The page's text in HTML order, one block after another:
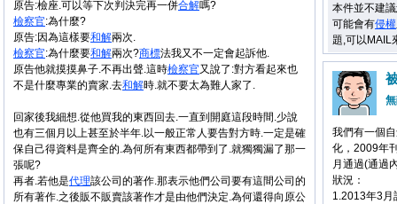
原告:檢座.可以等下次判決完再一併合解嗎?
檢察官:為什麼?
原告:因為這樣要和解兩次.
檢察官:為什麼要和解兩次?商標法我又不一定會起訴他.
原告他就摸摸鼻子.不再出聲.這時檢察官又說了:對方看起來也
不是什麼專業的賣家.去和解時.就不要太為難人家了.
回家後我細想.從他買我的東西回去.一直到開庭這段時間.少說
也有三個月以上甚至於半年.以一般正常人要告對方時.一定是確
保自己得資料是齊全的.為何所有東西都帶到了.就獨獨漏了那一
張呢?
再者.若他是代理該公司的著作.那表示他們公司要有這間公司的
所有著作.之後販不販賣該著作才是由他們決定.為何還得向原公
本件並不建
可能會有侵權
題,可以MAIL
我們有一個
化，2009年
月通過(通過
狀況：
1.2013年3月